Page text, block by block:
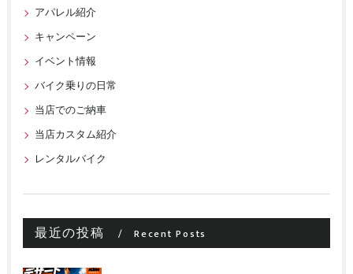
アパレル紹介
キャンペーン
イベント情報
バイク乗りの日常
当店でのご納車
当店カスタム紹介
レンタルバイク
最近の投稿 Recent Posts